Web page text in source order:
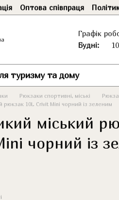
Оптова співпраця
Графік
Будні:
туризму та дому
Рюкзаки спортивні, міські
рюкзак 10L Crivit Mini чорний із зеленим
міський
чорний із